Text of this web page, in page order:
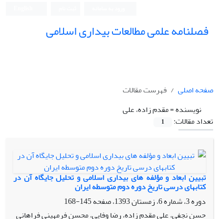
فصلنامه علمی مطالعات بیداری اسلامی
صفحه اصلی
فهرست مقالات
نویسنده =مقدم زاده، علی
تعداد مقالات:
1
تبیین ابعاد و مؤلفه های بیداری اسلامی و تحلیل جایگاه آن در
کتابهای درسی تاریخ دوره دوم متوسطه ایران
دوره 3، شماره 6، زمستان 1393، صفحه
145-168
حسن نجفی، علی مقدم زاده، رضا وفایی، محسن فرمهینی فراهانی